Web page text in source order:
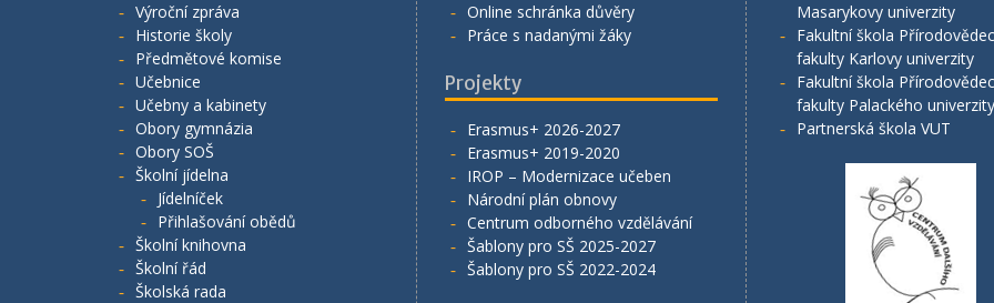
Výroční zpráva
Historie školy
Předmětové komise
Učebnice
Učebny a kabinety
Obory gymnázia
Obory SOŠ
Školní jídelna
Jídelníček
Přihlašování obědů
Školní knihovna
Školní řád
Školská rada
Online schránka důvěry
Práce s nadanými žáky
Projekty
Erasmus+ 2026-2027
Erasmus+ 2019-2020
IROP – Modernizace učeben
Národní plán obnovy
Centrum odborného vzdělávání
Šablony pro SŠ 2025-2027
Šablony pro SŠ 2022-2024
Masarykovy univerzity
Fakultní škola
fakulty Karlovy univerzity
Fakultní škola
fakulty Palackého univerzity
Partnerská škola VUT